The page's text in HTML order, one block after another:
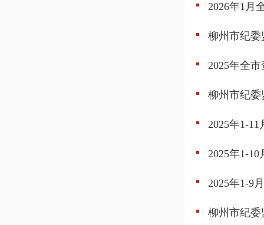
2026年1月
柳州市纪
2025年全
柳州市纪
2025年1-
2025年1-
2025年1-9
柳州市纪